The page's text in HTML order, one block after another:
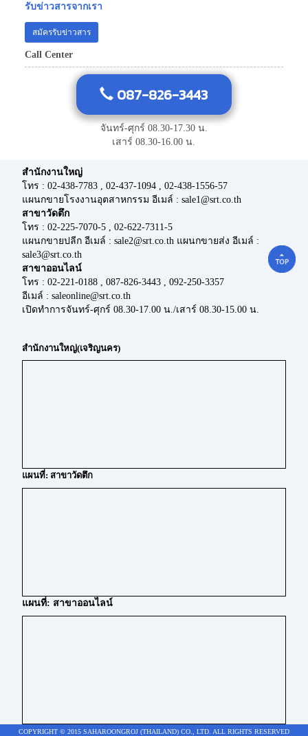
รับข่าวสารจากเรา
สมัครรับข่าวสาร
Call Center
087-826-3443
จันทร์-ศุกร์ 08.30-17.30 น.
เสาร์ 08.30-16.00 น.
สำนักงานใหญ่
โทร : 02-438-7783 , 02-437-1094 , 02-438-1556-57
แผนกขายโรงงานอุตสาหกรรม อีเมล์ : sale1@srt.co.th
สาขาวัดตึก
โทร : 02-225-7070-5 , 02-622-7311-5
แผนกขายปลีก อีเมล์ : sale2@srt.co.th แผนกขายส่ง อีเมล์ :
sale3@srt.co.th
สาขาออนไลน์
โทร : 02-221-0188 , 087-826-3443 , 092-250-3357
อีเมล์ : saleonline@srt.co.th
เปิดทำการจันทร์-ศุกร์ 08.30-17.00 น./เสาร์ 08.30-15.00 น.
สำนักงานใหญ่(เจริญนคร)
แผนที่: สาขาวัดตึก
แผนที่: สาขาออนไลน์
COPYRIGHT © 2015 SAHAROONGROJ (THAILAND) CO., LTD. ALL RIGHTS RESERVED